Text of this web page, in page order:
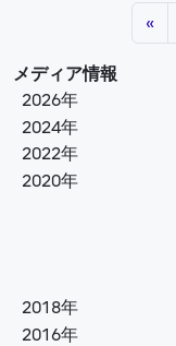
投稿ナビゲー
«
メディア情報
2026年
2024年
2022年
2020年
2018年
2016年